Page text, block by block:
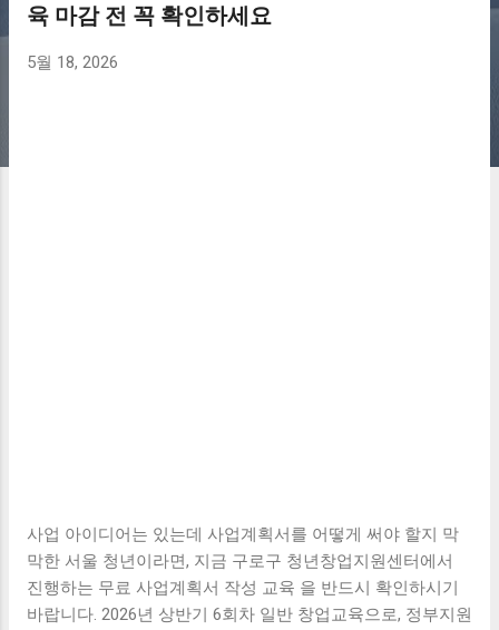
육 마감 전 꼭 확인하세요
5월 18, 2026
사업 아이디어는 있는데 사업계획서를 어떻게 써야 할지 막
막한 서울 청년이라면, 지금 구로구 청년창업지원센터에서
진행하는 무료 사업계획서 작성 교육 을 반드시 확인하시기
바랍니다. 2026년 상반기 6회차 일반 창업교육으로, 정부지원